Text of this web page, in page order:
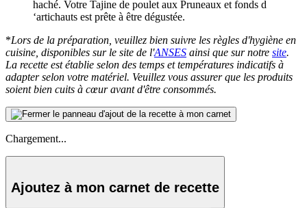
haché. Votre Tajine de poulet aux Pruneaux et fonds d
‘artichauts est prête à être dégustée.
*Lors de la préparation, veuillez bien suivre les règles d'hygiène en
cuisine, disponibles sur le site de l'ANSES ainsi que sur notre site.
La recette est établie selon des temps et températures indicatifs à
adapter selon votre matériel. Veuillez vous assurer que les produits
soient bien cuits à cœur avant d'être consommés.
Chargement...
Ajoutez à mon carnet de recette